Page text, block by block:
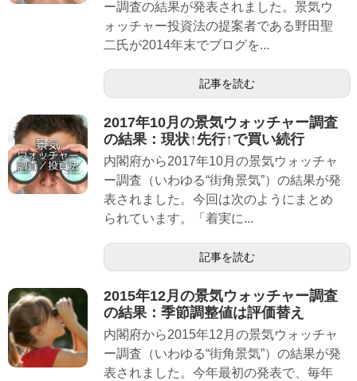
ー調査の結果が発表されました。景気ウ
ォッチャー投資法の提案者である野田聖
二氏が2014年末でブログを...
記事を読む
2017年10月の景気ウォッチャー調査
の結果：現状↑先行↑で買い続行
内閣府から2017年10月の景気ウォッチャ
ー調査（いわゆる“街角景気”）の結果が発
表されました。今回は次のようにまとめ
られています。「着実に...
記事を読む
2015年12月の景気ウォッチャー調査
の結果：季節調整値は評価替え
内閣府から2015年12月の景気ウォッチャ
ー調査（いわゆる“街角景気”）の結果が発
表されました。今年最初の発表で、毎年